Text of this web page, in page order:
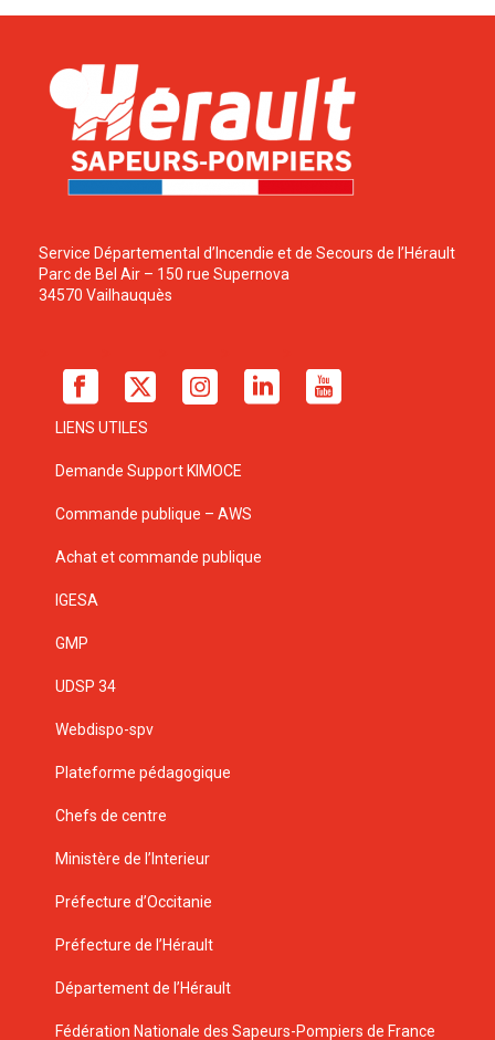
Service Départemental d’Incendie et de Secours de l’Hérault
Parc de Bel Air – 150 rue Supernova
34570 Vailhauquès
LIENS UTILES
Demande Support KIMOCE
Commande publique – AWS
Achat et commande publique
IGESA
GMP
UDSP 34
Webdispo-spv
Plateforme pédagogique
Chefs de centre
Ministère de l’Interieur
Préfecture d’Occitanie
Préfecture de l’Hérault
Département de l’Hérault
Fédération Nationale des Sapeurs-Pompiers de France